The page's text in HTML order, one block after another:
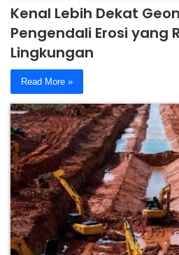
Kenal Lebih Dekat
Pengendali Erosi yang
Lingkungan
Read More »